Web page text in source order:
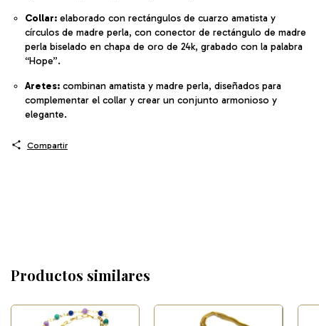
Collar: elaborado con rectángulos de cuarzo amatista y
círculos de madre perla, con conector de rectángulo de madre
perla biselado en chapa de oro de 24k, grabado con la palabra
“Hope”.
Aretes: combinan amatista y madre perla, diseñados para
complementar el collar y crear un conjunto armonioso y
elegante.
Compartir
Productos similares